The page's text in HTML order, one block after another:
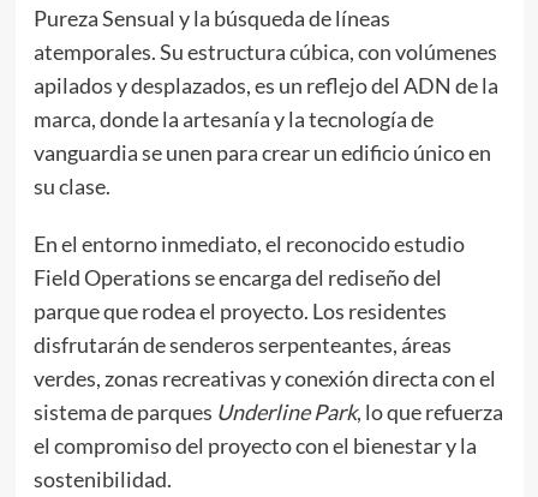
Pureza Sensual y la búsqueda de líneas
atemporales. Su estructura cúbica, con volúmenes
apilados y desplazados, es un reflejo del ADN de la
marca, donde la artesanía y la tecnología de
vanguardia se unen para crear un edificio único en
su clase.
En el entorno inmediato, el reconocido estudio
Field Operations se encarga del rediseño del
parque que rodea el proyecto. Los residentes
disfrutarán de senderos serpenteantes, áreas
verdes, zonas recreativas y conexión directa con el
sistema de parques Underline Park, lo que refuerza
el compromiso del proyecto con el bienestar y la
sostenibilidad.